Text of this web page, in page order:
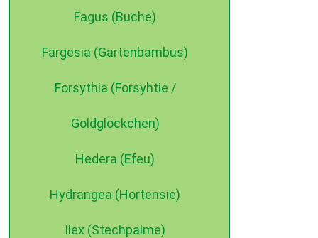
Fagus (Buche)
Fargesia (Gartenbambus)
Forsythia (Forsyhtie /
Goldglöckchen)
Hedera (Efeu)
Hydrangea (Hortensie)
Ilex (Stechpalme)